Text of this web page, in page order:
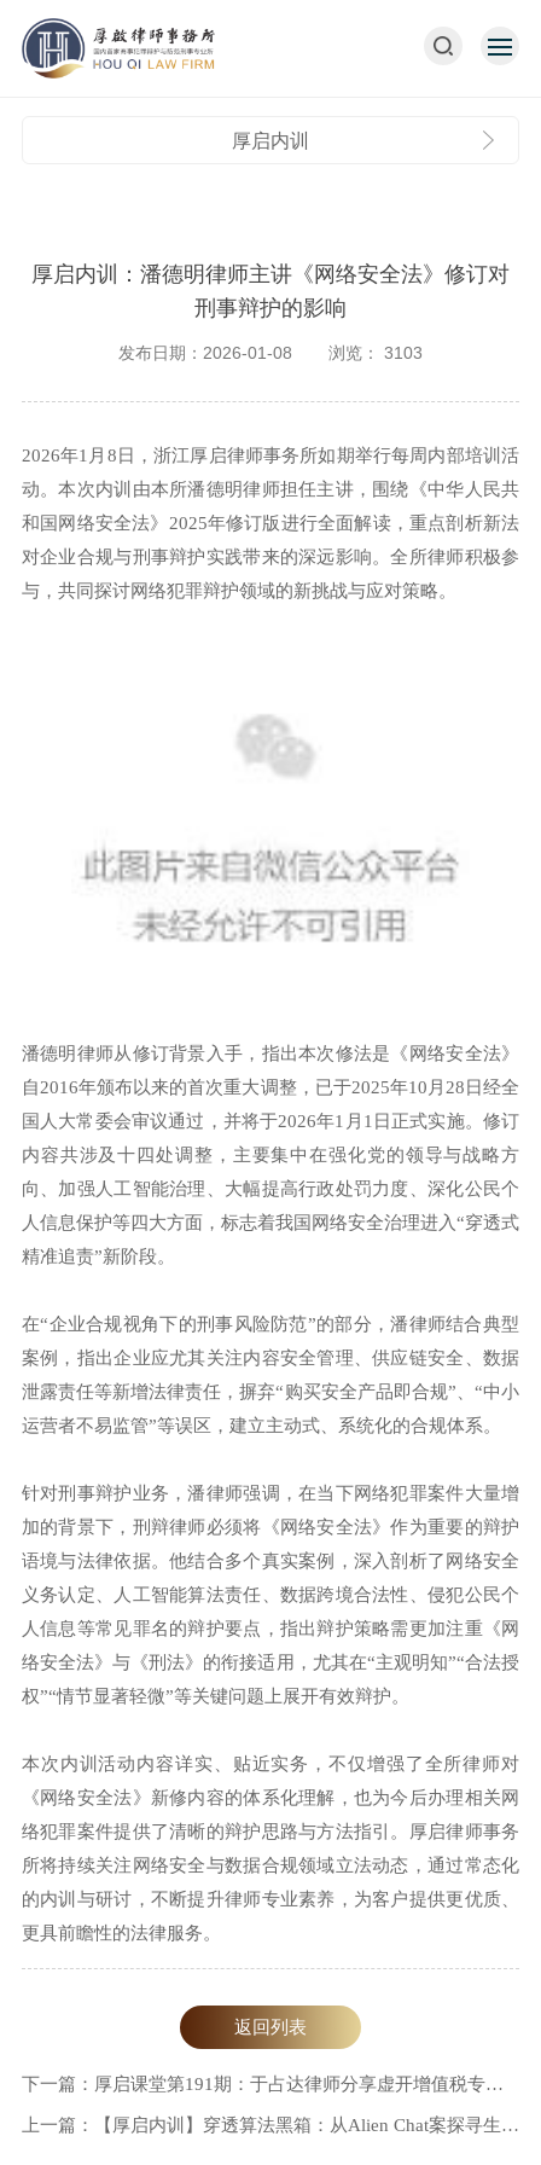
厚启内训
厚启内训：潘德明律师主讲《网络安全法》修订对
刑事辩护的影响
发布日期：2026-01-08 浏览： 3103
2026年1月8日，浙江厚启律师事务所如期举行每周内部培训活
动。本次内训由本所潘德明律师担任主讲，围绕《中华人民共
和国网络安全法》2025年修订版进行全面解读，重点剖析新法
对企业合规与刑事辩护实践带来的深远影响。全所律师积极参
与，共同探讨网络犯罪辩护领域的新挑战与应对策略。
潘德明律师从修订背景入手，指出本次修法是《网络安全法》
自2016年颁布以来的首次重大调整，已于2025年10月28日经全
国人大常委会审议通过，并将于2026年1月1日正式实施。修订
内容共涉及十四处调整，主要集中在强化党的领导与战略方
向、加强人工智能治理、大幅提高行政处罚力度、深化公民个
人信息保护等四大方面，标志着我国网络安全治理进入“穿透式
精准追责”新阶段。
在“企业合规视角下的刑事风险防范”的部分，潘律师结合典型
案例，指出企业应尤其关注内容安全管理、供应链安全、数据
泄露责任等新增法律责任，摒弃“购买安全产品即合规”、“中小
运营者不易监管”等误区，建立主动式、系统化的合规体系。
针对刑事辩护业务，潘律师强调，在当下网络犯罪案件大量增
加的背景下，刑辩律师必须将《网络安全法》作为重要的辩护
语境与法律依据。他结合多个真实案例，深入剖析了网络安全
义务认定、人工智能算法责任、数据跨境合法性、侵犯公民个
人信息等常见罪名的辩护要点，指出辩护策略需更加注重《网
络安全法》与《刑法》的衔接适用，尤其在“主观明知”“合法授
权”“情节显著轻微”等关键问题上展开有效辩护。
本次内训活动内容详实、贴近实务，不仅增强了全所律师对
《网络安全法》新修内容的体系化理解，也为今后办理相关网
络犯罪案件提供了清晰的辩护思路与方法指引。厚启律师事务
所将持续关注网络安全与数据合规领域立法动态，通过常态化
的内训与研讨，不断提升律师专业素养，为客户提供更优质、
更具前瞻性的法律服务。
返回列表
下一篇：厚启课堂第191期：于占达律师分享虚开增值税专用发票案办理经验
上一篇：【厚启内训】穿透算法黑箱：从Alien Chat案探寻生成式AI刑事辩护的新路径